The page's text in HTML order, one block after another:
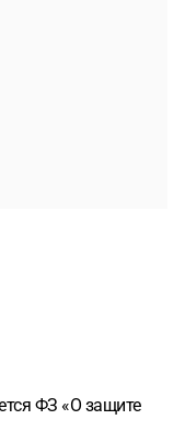
ФЗ «О защите